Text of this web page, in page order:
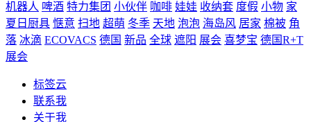
机器人 啤酒 特力集团 小伙伴 咖啡 娃娃 收纳套 度假 小物 家
夏日厨具 惬意 扫地 超萌 冬季 天地 泡泡 海岛风 居家 棉被 角
落 冰滴 ECOVACS 德国 新品 全球 遮阳 展会 喜梦宝 德国R+T
展会
标签云
联系我
关于我